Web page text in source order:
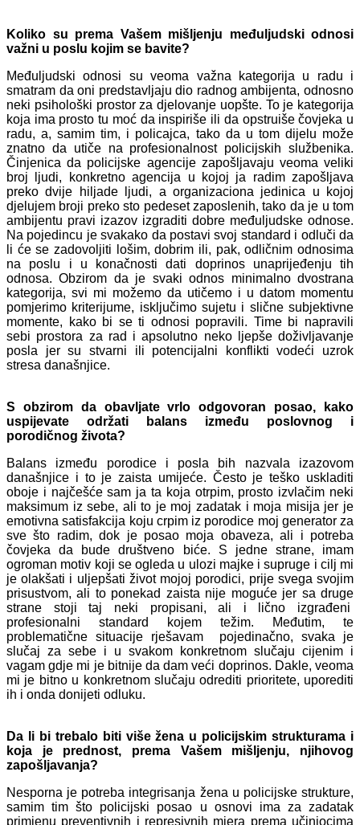
Koliko su prema Vašem mišljenju međuljudski odnosi
važni u poslu kojim se bavite?
Međuljudski odnosi su veoma važna kategorija u radu i
smatram da oni predstavljaju dio radnog ambijenta, odnosno
neki psihološki prostor za djelovanje uopšte. To je kategorija
koja ima prosto tu moć da inspiriše ili da opstruiše čovjeka u
radu, a, samim tim, i policajca, tako da u tom dijelu može
znatno da utiče na profesionalnost policijskih službenika.
Činjenica da policijske agencije zapošljavaju veoma veliki
broj ljudi, konkretno agencija u kojoj ja radim zapošljava
preko dvije hiljade ljudi, a organizaciona jedinica u kojoj
djelujem broji preko sto pedeset zaposlenih, tako da je u tom
ambijentu pravi izazov izgraditi dobre međuljudske odnose.
Na pojedincu je svakako da postavi svoj standard i odluči da
li će se zadovoljiti lošim, dobrim ili, pak, odličnim odnosima
na poslu i u konačnosti dati doprinos unaprijeđenju tih
odnosa. Obzirom da je svaki odnos minimalno dvostrana
kategorija, svi mi možemo da utičemo i u datom momentu
pomjerimo kriterijume, isključimo sujetu i slične subjektivne
momente, kako bi se ti odnosi popravili. Time bi napravili
sebi prostora za rad i apsolutno neko ljepše doživljavanje
posla jer su stvarni ili potencijalni konflikti vodeći uzrok
stresa današnjice.
S obzirom da obavljate vrlo odgovoran posao, kako
uspijevate održati balans između poslovnog i
porodičnog života?
Balans između porodice i posla bih nazvala izazovom
današnjice i to je zaista umijeće. Često je teško uskladiti
oboje i najčešće sam ja ta koja otrpim, prosto izvlačim neki
maksimum iz sebe, ali to je moj zadatak i moja misija jer je
emotivna satisfakcija koju crpim iz porodice moj generator za
sve što radim, dok je posao moja obaveza, ali i potreba
čovjeka da bude društveno biće. S jedne strane, imam
ogroman motiv koji se ogleda u ulozi majke i supruge i cilj mi
je olakšati i uljepšati život mojoj porodici, prije svega svojim
prisustvom, ali to ponekad zaista nije moguće jer sa druge
strane stoji taj neki propisani, ali i lično izgrađeni
profesionalni standard kojem težim. Međutim, te
problematične situacije rješavam pojedinačno, svaka je
slučaj za sebe i u svakom konkretnom slučaju cijenim i
vagam gdje mi je bitnije da dam veći doprinos. Dakle, veoma
mi je bitno u konkretnom slučaju odrediti prioritete, uporediti
ih i onda donijeti odluku.
Da li bi trebalo biti više žena u policijskim strukturama i
koja je prednost, prema Vašem mišljenju, njihovog
zapošljavanja?
Nesporna je potreba integrisanja žena u policijske strukture,
samim tim što policijski posao u osnovi ima za zadatak
primjenu preventivnih i represivnih mjera prema učiniocima